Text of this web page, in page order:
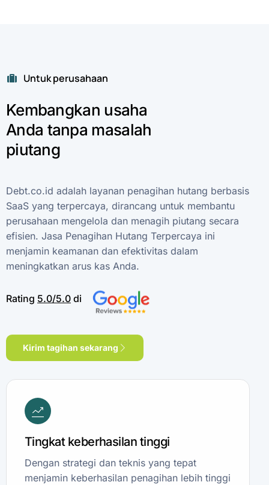
Untuk perusahaan
Kembangkan usaha
Anda tanpa masalah
piutang
Debt.co.id adalah layanan penagihan hutang berbasis
SaaS yang terpercaya, dirancang untuk membantu
perusahaan mengelola dan menagih piutang secara
efisien. Jasa Penagihan Hutang Terpercaya ini
menjamin keamanan dan efektivitas dalam
meningkatkan arus kas Anda.
Rating 5.0/5.0 di
Kirim tagihan sekarang
Tingkat keberhasilan tinggi
Dengan strategi dan teknis yang tepat
menjamin keberhasilan penagihan lebih tinggi